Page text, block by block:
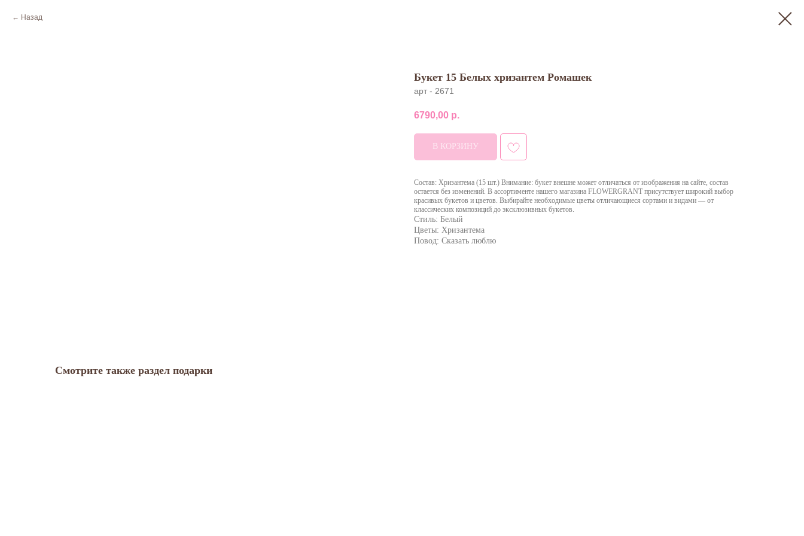
Назад
Букет 15 Белых хризантем Ромашек
арт - 2671
6790,00 р.
В КОРЗИНУ
Состав: Хризантема (15 шт.) Внимание: букет внешне может отличаться от изображения на сайте, состав
остается без изменений. В ассортименте нашего магазина FLOWERGRANT присутствует широкий выбор
красивых букетов и цветов. Выбирайте необходимые цветы отличающиеся сортами и видами — от
классических композиций до эксклюзивных букетов.
Стиль: Белый
Цветы: Хризантема
Повод: Сказать люблю
Смотрите также раздел подарки